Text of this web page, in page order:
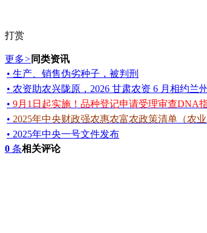
打赏
更多> 同类资讯
• 生产、销售伪劣种子，被判刑
• 农资助农兴陇原，2026 甘肃农资 6 月相约兰州
• 9月1日起实施！品种登记申请受理审查DNA
• 2025年中央财政强农惠农富农政策清单（农
• 2025年中央一号文件发布
0 条相关评论